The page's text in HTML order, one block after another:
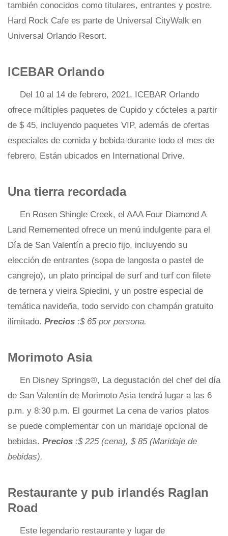
también conocidos como titulares, entrantes y postre.
Hard Rock Cafe es parte de Universal CityWalk en
Universal Orlando Resort.
ICEBAR Orlando
Del 10 al 14 de febrero, 2021, ICEBAR Orlando
ofrece múltiples paquetes de Cupido y cócteles a partir
de $ 45, incluyendo paquetes VIP, además de ofertas
especiales de comida y bebida durante todo el mes de
febrero. Están ubicados en International Drive.
Una tierra recordada
En Rosen Shingle Creek, el AAA Four Diamond A
Land Rememented ofrece un menú indulgente para el
Día de San Valentín a precio fijo, incluyendo su
elección de entrantes (sopa de langosta o pastel de
cangrejo), un plato principal de surf and turf con filete
de ternera y vieira Spiedini, y un postre especial de
temática navideña, todo servido con champán gratuito
ilimitado. Precios :$ 65 por persona.
Morimoto Asia
En Disney Springs®, La degustación del chef del día
de San Valentín de Morimoto Asia tendrá lugar a las 6
p.m. y 8:30 p.m. El gourmet La cena de varios platos
se puede complementar con un maridaje opcional de
bebidas. Precios :$ 225 (cena), $ 85 (Maridaje de
bebidas).
Restaurante y pub irlandés Raglan
Road
Este legendario restaurante y lugar de